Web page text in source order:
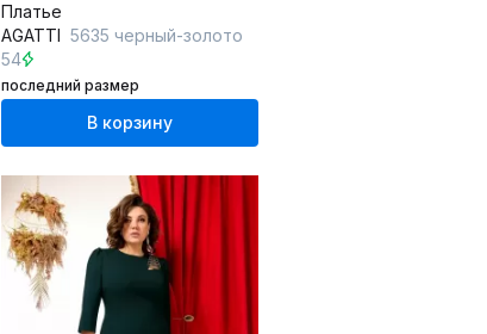
Платье
AGATTI 5635 черный-золото
54
последний размер
В корзину